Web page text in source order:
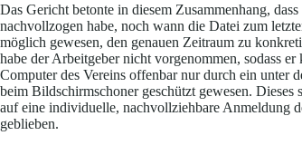
Das Gericht betonte in diesem Zusammenhang,
nachvollzogen habe, noch wann die Datei zum
möglich gewesen, den genauen Zeitraum zu
habe der Arbeitgeber nicht vorgenommen, sodass
Computer des Vereins offenbar nur durch ein unter
beim Bildschirmschoner geschützt gewesen.
auf eine individuelle, nachvollziehbare Anmeldung
geblieben.